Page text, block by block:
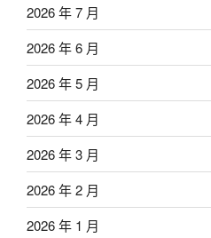
2026 年 7 月
2026 年 6 月
2026 年 5 月
2026 年 4 月
2026 年 3 月
2026 年 2 月
2026 年 1 月